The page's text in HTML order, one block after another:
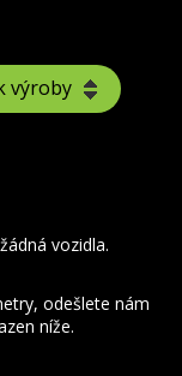
výroby
vozidla.
odešlete nám
níže.